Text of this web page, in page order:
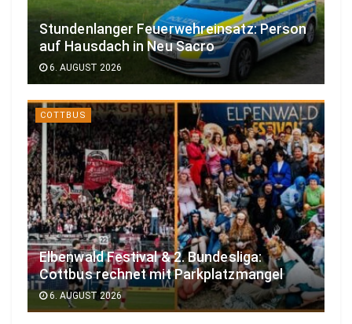
Stundenlanger Feuerwehreinsatz: Person
auf Hausdach in Neu Sacro
6. AUGUST 2026
COTTBUS
Elbenwald Festival & 2. Bundesliga:
Cottbus rechnet mit Parkplatzmangel
6. AUGUST 2026